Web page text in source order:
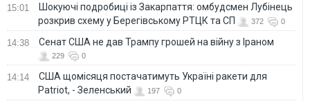
15:01
Шокуючі подробиці із Закарпаття: омбудсмен Лубінець
розкрив схему у Берегівському РТЦК та СП
372 0
14:38 Сенат США не дав Трампу грошей на війну з Іраном
229 0
14:14
США щомісяця постачатимуть Україні ракети для
Patriot, - Зеленський
197 0